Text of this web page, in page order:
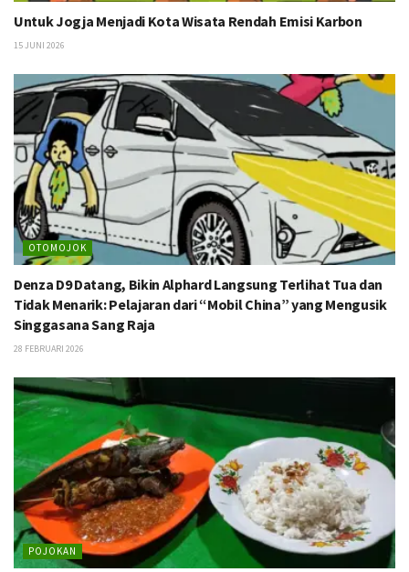
Untuk Jogja Menjadi Kota Wisata Rendah Emisi Karbon
15 JUNI 2026
OTOMOJOK
Denza D9 Datang, Bikin Alphard Langsung Terlihat Tua dan
Tidak Menarik: Pelajaran dari “Mobil China” yang Mengusik
Singgasana Sang Raja
28 FEBRUARI 2026
POJOKAN